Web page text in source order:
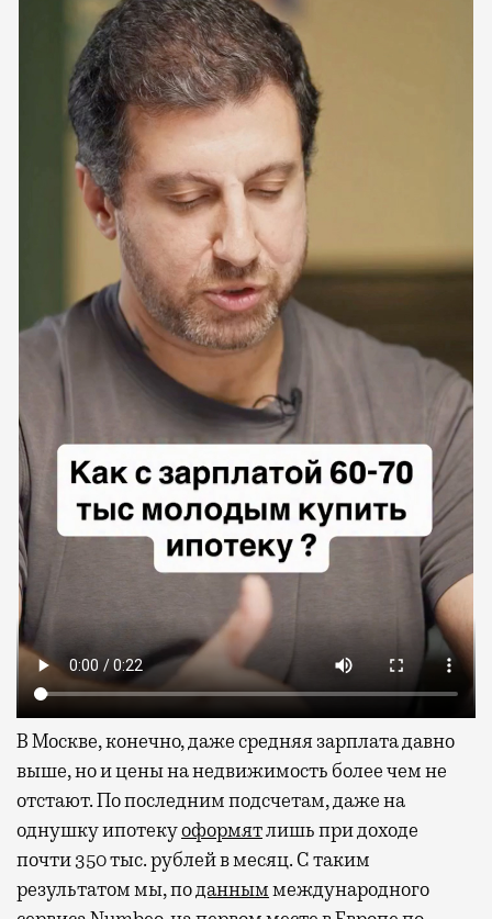
В Москве, конечно, даже средняя зарплата давно
выше, но и цены на недвижимость более чем не
отстают. По последним подсчетам, даже на
однушку ипотекуоформятлишь при доходе
почти 350 тыс. рублей в месяц. С таким
результатом мы, поданныммеждународного